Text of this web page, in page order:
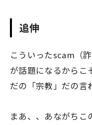
追伸
こういったscam（
が話題になるからこ
だの「宗教」だの言
まあ、、あながちこ